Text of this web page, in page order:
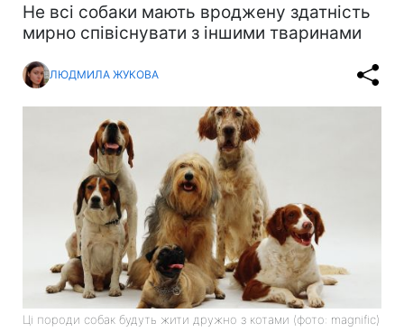
Не всі собаки мають вроджену здатність
мирно співіснувати з іншими тваринами
ЛЮДМИЛА ЖУКОВА
Ці породи собак будуть жити дружно з котами (фото: magnific)